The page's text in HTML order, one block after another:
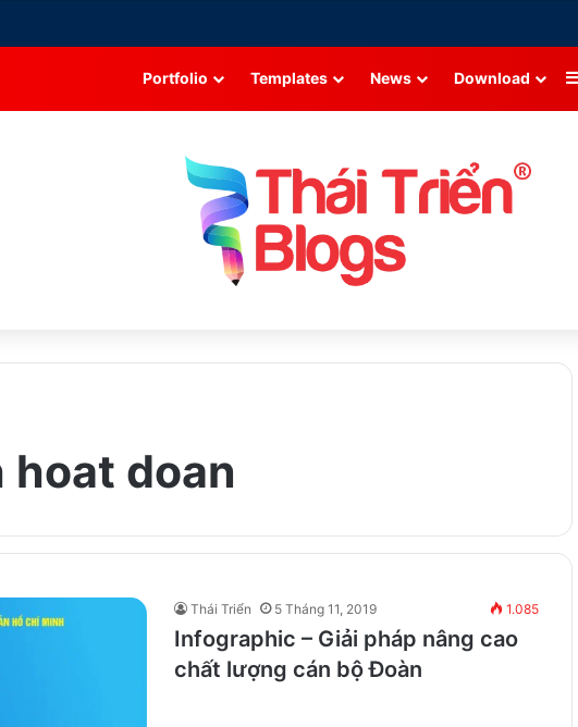
Portfolio Templates News Download
doan
Thái Triển 5 Tháng 11, 2019 1.085
Infographic – Giải pháp nâng cao
chất lượng cán bộ Đoàn